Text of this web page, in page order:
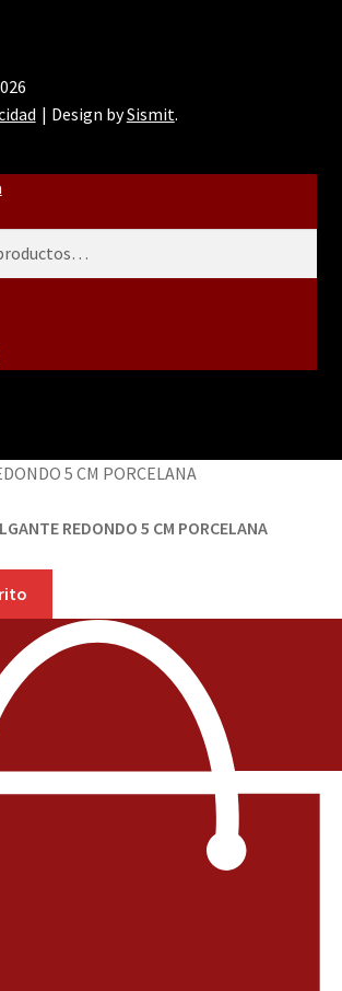
Design bySismit.
REDONDO 5 CM PORCELANA